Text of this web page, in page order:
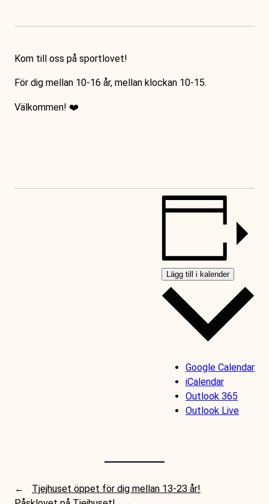
Kom till oss på sportlovet!
För dig mellan 10-16 år, mellan klockan 10-15.
Välkommen! ❤️
Lägg till i kalender
Google Calendar
iCalendar
Outlook 365
Outlook Live
←
Tjejhuset öppet för dig mellan 13-23 år!